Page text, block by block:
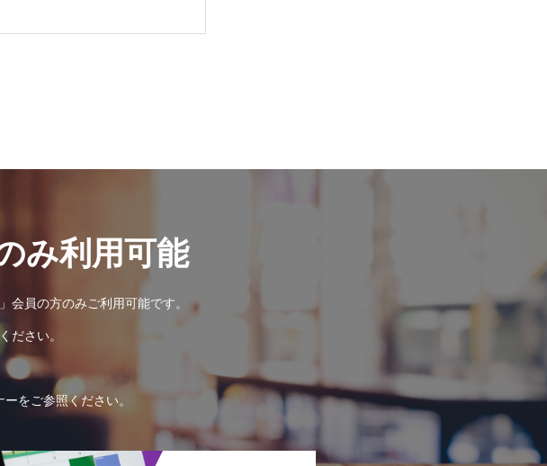
み利用可能
会員の方のみご利用可能です。
ださい。
をご参照ください。